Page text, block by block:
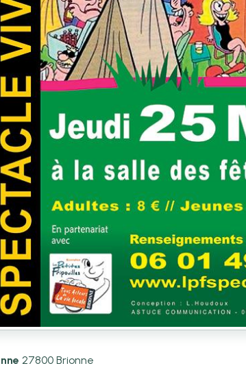
27800 Brionne